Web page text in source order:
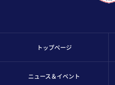
トップページ
ニュース＆イベント